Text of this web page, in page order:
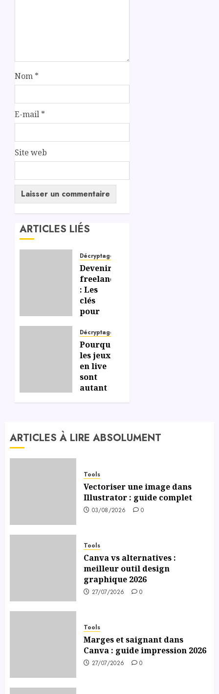
Nom *
E-mail *
Site web
ARTICLES LIÉS
Décryptage
Devenir
freelance
: Les
clés
pour
efficacement
votre
liberté
et
votre
indépendance
Décryptage
Pourquoi
les jeux
en live
sont
autant
ligne ?
0
ARTICLES À LIRE ABSOLUMENT
Tools
Vectoriser une image dans
Illustrator : guide complet
03/08/2026 0
Tools
Canva vs alternatives :
meilleur outil design
graphique 2026
27/07/2026 0
Tools
Marges et saignant dans
Canva : guide impression 2026
27/07/2026 0